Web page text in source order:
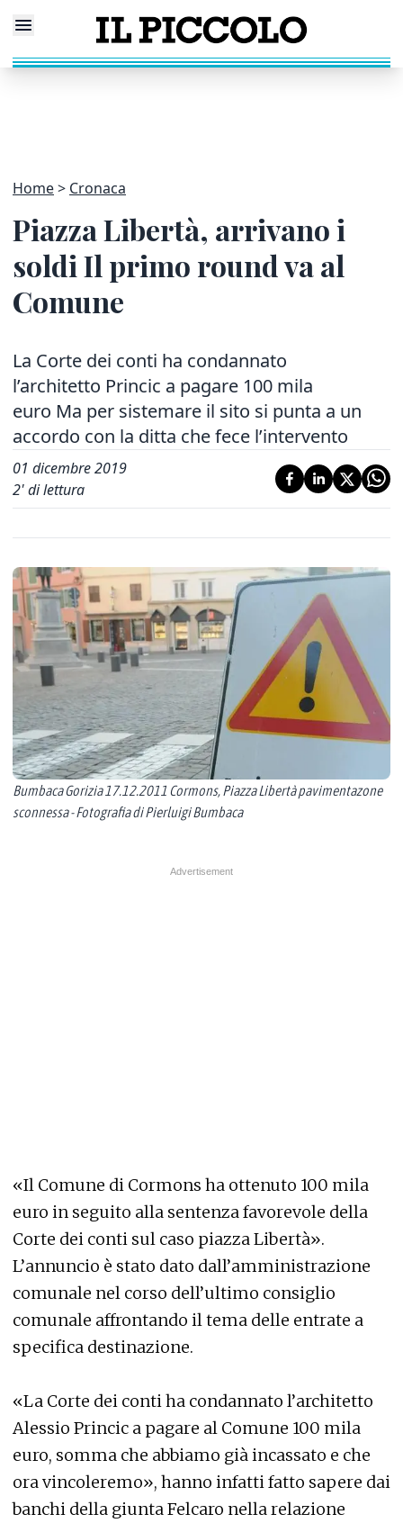
Home Cronaca
Piazza Libertà, arrivano i
soldi Il primo round va al
Comune
La Corte dei conti ha condannato
l’architetto Princic a pagare 100 mila
euro Ma per sistemare il sito si punta a un
accordo con la ditta che fece l’intervento
01 dicembre 2019
2' di lettura
Bumbaca Gorizia 17.12.2011 Cormons, Piazza Libertà pavimentazone
sconnessa - Fotografia di Pierluigi Bumbaca
«Il Comune di Cormons ha ottenuto 100 mila
euro in seguito alla sentenza favorevole della
Corte dei conti sul caso piazza Libertà».
L’annuncio è stato dato dall’amministrazione
comunale nel corso dell’ultimo consiglio
comunale affrontando il tema delle entrate a
specifica destinazione.
«La Corte dei conti ha condannato l’architetto
Alessio Princic a pagare al Comune 100 mila
euro, somma che abbiamo già incassato e che
ora vincoleremo», hanno infatti fatto sapere dai
banchi della giunta Felcaro nella relazione